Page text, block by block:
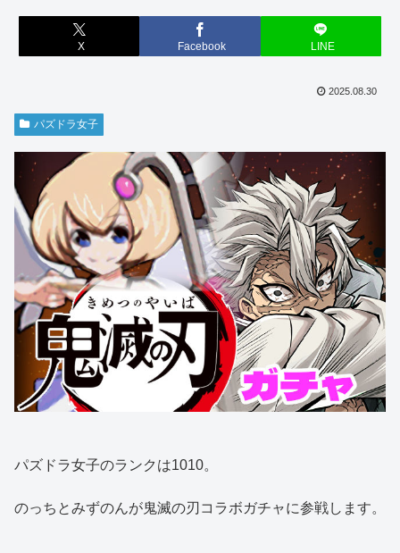
X Facebook LINE
2025.08.30
パズドラ女子
パズドラ女子のランクは1010。
のっちとみずのんが鬼滅の刃コラボガチャに参戦します。